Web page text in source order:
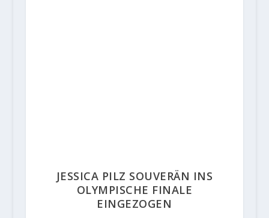
JESSICA PILZ SOUVERÄN INS
OLYMPISCHE FINALE
EINGEZOGEN